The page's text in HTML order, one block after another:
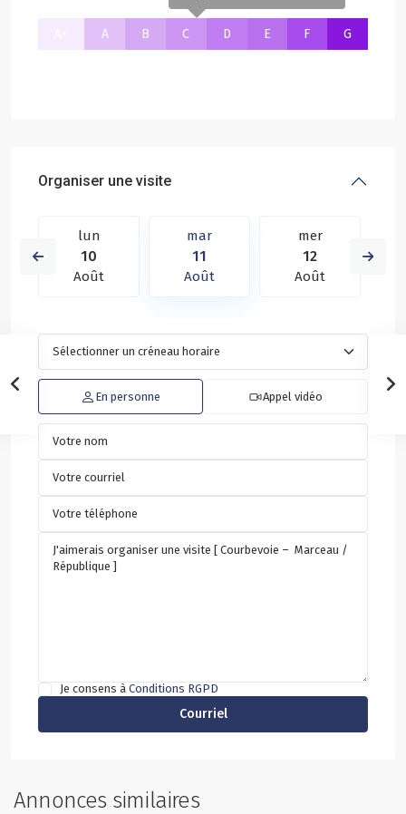
A B C D E F G
Organiser une visite
lun
10
Août
mar
11
Août
mer
12
Août
En personne Appel vidéo
Je consens à Conditions RGPD
Annonces similaires